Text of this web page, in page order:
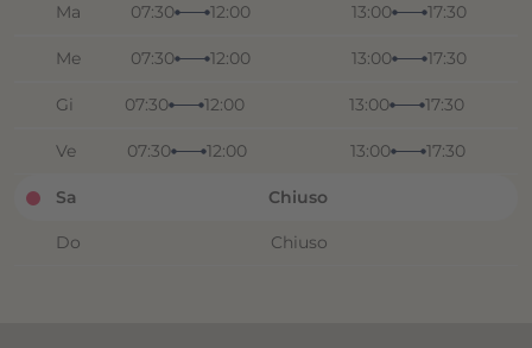
Ma 07:30 12:00 13:00 17:30
Me 07:30 12:00 13:00 17:30
Gi 07:30 12:00 13:00 17:30
Ve 07:30 12:00 13:00 17:30
Sa Chiuso
Do Chiuso